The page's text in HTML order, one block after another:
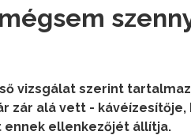
vizsgálat szerint
zár alá vett -
ennek ellenkezőjét állítja.